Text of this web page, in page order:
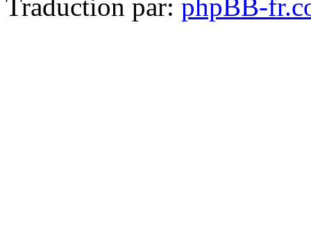
Traduction par: phpBB-